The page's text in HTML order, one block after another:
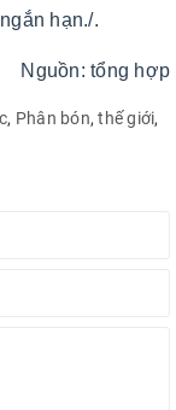
hạn./.
Nguồn: tổng hợp
, Phân bón,thế giới,